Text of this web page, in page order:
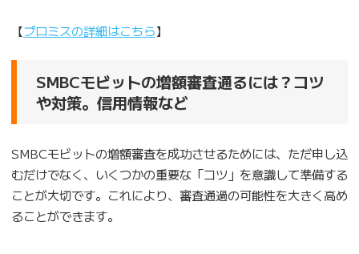
【プロミスの詳細はこちら】
SMBCモビットの増額審査通るには？コツ
や対策。信用情報など
SMBCモビットの増額審査を成功させるためには、ただ申し込
むだけでなく、いくつかの重要な「コツ」を意識して準備する
ことが大切です。これにより、審査通過の可能性を大きく高め
ることができます。